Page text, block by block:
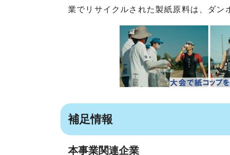
業でリサイクルされた製紙原料は、ダン
補足情報
本事業関連企業